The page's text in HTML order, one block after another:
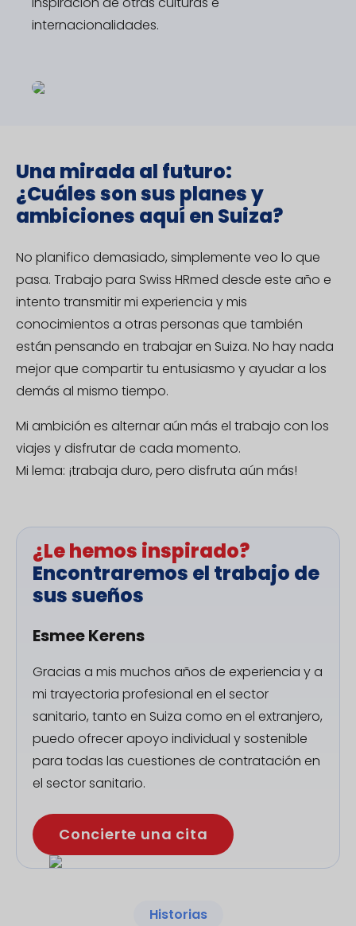
internacionalidades.
Una mirada al futuro:
¿Cuáles son sus planes y
ambiciones aquí en Suiza?
No planifico demasiado, simplemente veo lo que
pasa. Trabajo para Swiss HRmed desde este año e
intento transmitir mi experiencia y mis
conocimientos a otras personas que también
están pensando en trabajar en Suiza. No hay nada
mejor que compartir tu entusiasmo y ayudar a los
demás al mismo tiempo.
Mi ambición es alternar aún más el trabajo con los
viajes y disfrutar de cada momento.
Mi lema: ¡trabaja duro, pero disfruta aún más!
¿Le hemos inspirado?
Encontraremos el trabajo de
sus sueños
Esmee Kerens
Gracias a mis muchos años de experiencia y a
mi trayectoria profesional en el sector
sanitario, tanto en Suiza como en el extranjero,
puedo ofrecer apoyo individual y sostenible
para todas las cuestiones de contratación en
el sector sanitario.
Concierte una cita
Historias